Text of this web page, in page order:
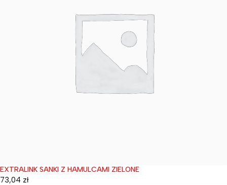
Wyprzedane
EXTRALINK SANKI Z HAMULCAMI ZIELONE
73,04 zł